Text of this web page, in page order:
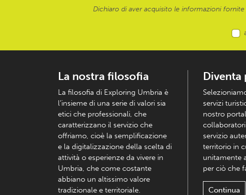
Dichiaro di aver acquisito le informazioni fornite
La nostra filosofia
La filosofia di Exploring Umbria è
l’insieme di una serie di valori sia
etici che professionali, che
caratterizzano il servizio che
offriamo, cioè la semplificazione
e la digitalizzazione della scelta di
attività o esperienze da vivere in
Umbria, che come costante
abbiano un altissimo valore
tradizionale e territoriale.
Diventa
servizi
nostro
servizio
territorio in
unitamente
per ciò che
Continua